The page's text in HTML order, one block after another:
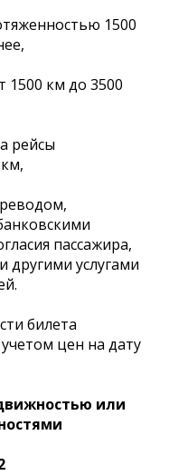
1500
1500 км до 3500
рейсы
пассажира,
услугами
билета
цен на дату
или